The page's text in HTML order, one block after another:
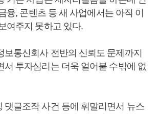
융, 콘텐츠 등 새 사업에서는 아직 이
여주지 못하고 있다.
보통신회사 전반의 신뢰도 문제까지
서 투자심리는 더욱 얼어붙 수밖에 없
댓글조작 사건 등에 휘말리면서 뉴스